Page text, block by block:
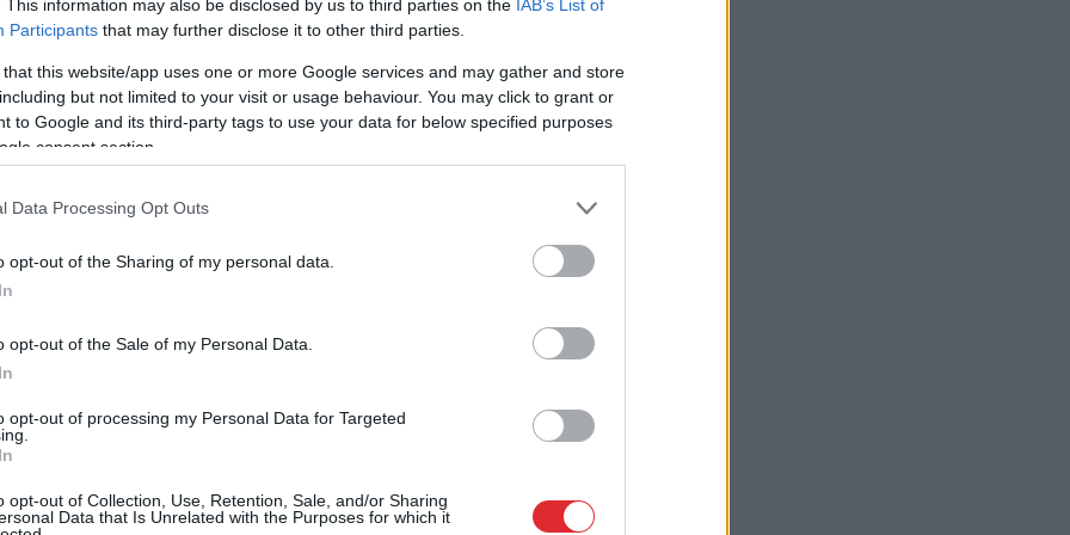
This information may also be disclosed by us to third parties on the IAB’s List of
Participants that may further disclose it to other third parties.
that this website/app uses one or more Google services and may gather and store
but not limited to your visit or usage behaviour. You may click to grant or
to Google and its third-party tags to use your data for below specified purposes
consent section.
Data Processing Opt Outs
opt-out of the Sharing of my personal data.
opt-out of the Sale of my Personal Data.
opt-out of processing my Personal Data for Targeted
opt-out of Collection, Use, Retention, Sale, and/or Sharing
Data that Is Unrelated with the Purposes for which it
zemes sistēmu vienība “Cerberus”. Lai
robots, kas bija pārklāts ar segu un
paklausīja un tika izglābta.
visa dzīve bija
Bauskas
tiesā nespēj
Ceļojumsatcelts, bet
klienti nonākuši